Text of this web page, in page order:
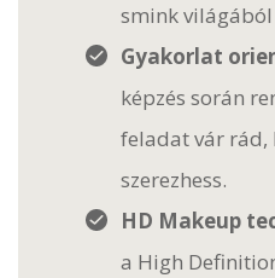
smink világából
Gyakorlat
képzés során
feladat vár
szerezhess.
HD Makeup
a High